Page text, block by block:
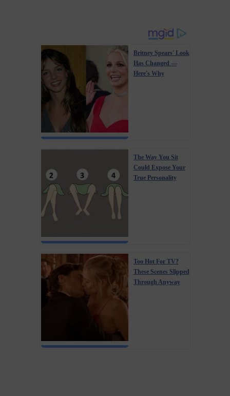
Britney Spears' Look
Has Changed —
Here's Why
The Way You Sit
Could Expose Your
True Personality
Too Hot For TV?
These Scenes Slipped
Through Anyway